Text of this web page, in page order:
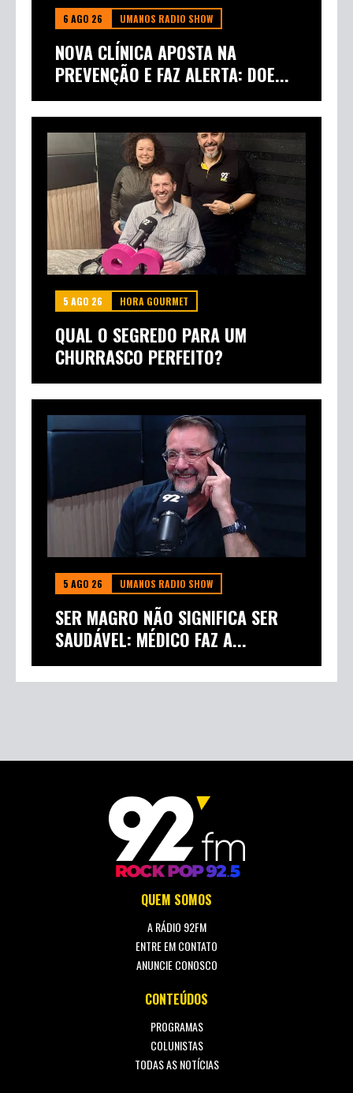
6 AGO 26 UMANOS RADIO SHOW
NOVA CLÍNICA APOSTA NA
PREVENÇÃO E FAZ ALERTA: DOE...
5 AGO 26 HORA GOURMET
QUAL O SEGREDO PARA UM
CHURRASCO PERFEITO?
5 AGO 26 UMANOS RADIO SHOW
SER MAGRO NÃO SIGNIFICA SER
SAUDÁVEL: MÉDICO FAZ A...
QUEM SOMOS
A RÁDIO 92FM
ENTRE EM CONTATO
ANUNCIE CONOSCO
CONTEÚDOS
PROGRAMAS
COLUNISTAS
TODAS AS NOTÍCIAS